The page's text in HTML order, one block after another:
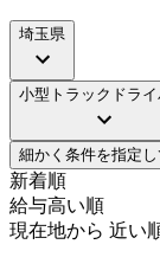
埼玉県
小型トラックドライ
細かく条件を指定
新着順
給与高い順
現在地から 近い